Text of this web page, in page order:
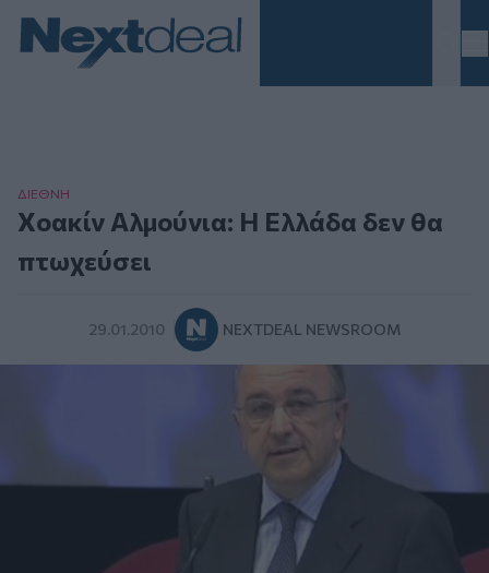
ΔΙΕΘΝΗ
Xοακίν Αλμούνια: Η Ελλάδα δεν θα
πτωχεύσει
29.01.2010 NEXTDEAL NEWSROOM